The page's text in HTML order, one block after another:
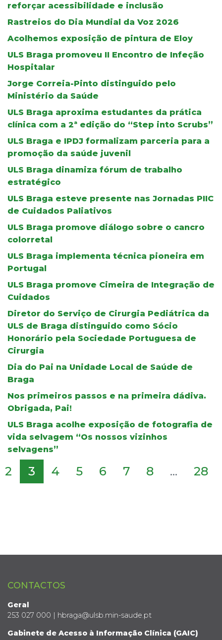
reforçar acessibilidade e inclusão
Rastreios do Dia Mundial da Voz 2026
Acolhemos exposição de pintura de Eloy
ULS Braga promoveu II Encontro de Infeção
Hospitalar
Jorge Correia-Pinto distinguido pelo
Ministério da Saúde
ULS Braga aproxima estudantes da prática
clínica com a 2ª edição do “Step into Scrubs”
ULS Braga e IPDJ formalizam parceria para a
promoção da saúde juvenil
ULS Braga dinamiza fórum de trabalho
estratégico
ULS Braga esteve presente nas Jornadas PIIC
de Cuidados Paliativos
ULS Braga promove diálogo sobre o cancro
colorretal
ULS Braga implementa técnica pioneira em
Portugal
ULS Braga promove Cimeira de Integração de
Cuidados
Diretor do Serviço de Cirurgia Pediátrica da
ULS de Braga distinguido como Sócio
Honorário pela Sociedade Portuguesa de
Cirurgia
Dia do Pai na Unidade Local de Saúde de
Braga
Nos primeiros passos e na primeira dádiva.
Obrigada, Pai!
ULS Braga acolhe exposição de fotografia de
vida selvagem “Os nossos vizinhos
selvagens”
2 3 4 5 6 7 8 ... 28
CONTACTOS
Geral
253 027 000 | hbraga@ulsb.min-saude.pt
Gabinete de Acesso à Informação Clínica (GAIC)